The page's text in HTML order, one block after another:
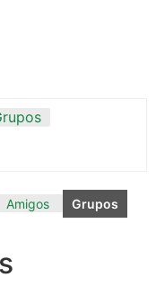
Amigos Grupos